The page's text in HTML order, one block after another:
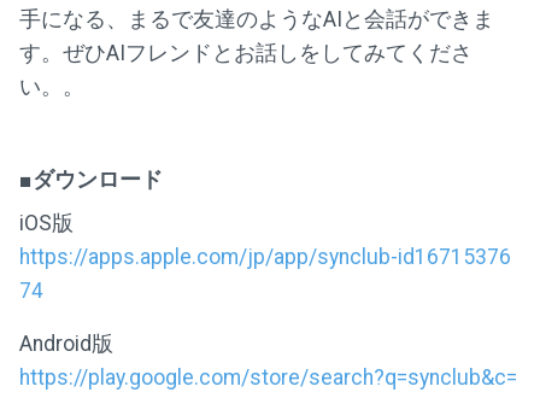
手になる、まるで友達のようなAIと会話ができま
す。ぜひAIフレンドとお話しをしてみてくださ
い。。
■ダウンロード
iOS版
https://apps.apple.com/jp/app/synclub-id16715376
74
Android版
https://play.google.com/store/search?q=synclub&c=